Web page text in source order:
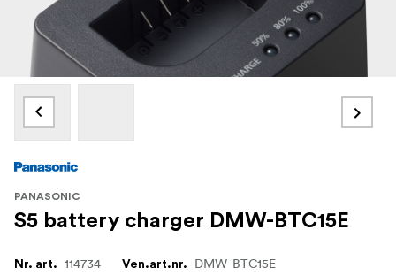
PANASONIC
S5 battery charger DMW-BTC15E
Nr. art. 114734 Ven.art.nr. DMW-BTC15E